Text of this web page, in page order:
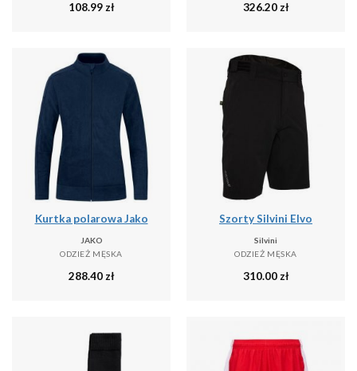
108.99 zł 326.20 zł
Kurtka polarowa Jako
JAKO
ODZIEŻ MĘSKA
288.40 zł
Szorty Silvini Elvo
Silvini
ODZIEŻ MĘSKA
310.00 zł